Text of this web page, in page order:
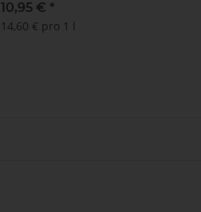
10,95 € *
14,60 € pro 1 l